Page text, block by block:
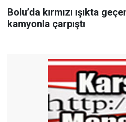
Bolu’da kırmızı ışıkta
kamyonla çarpıştı